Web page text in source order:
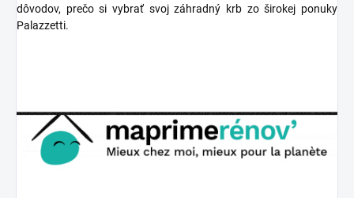
dôvodov, prečo si vybrať svoj záhradný krb zo širokej ponuky
Palazzetti.